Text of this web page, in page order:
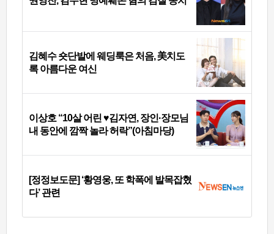
김혜수 숏단발에 웨딩룩은 처음, 美치도
록 아름다운 여신
이상호 “10살 어린 ♥김자연, 장인·장모님
내 동안에 깜짝 놀라 허락”(아침마당)
[정정보도문] ‘황영웅, 또 학폭에 발목잡혔
다’ 관련